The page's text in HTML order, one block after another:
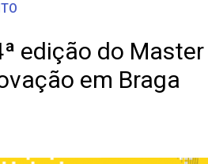
edição do
em Braga